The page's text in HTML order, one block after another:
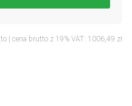
| cena brutto z 19% VAT: 1006,49 zł